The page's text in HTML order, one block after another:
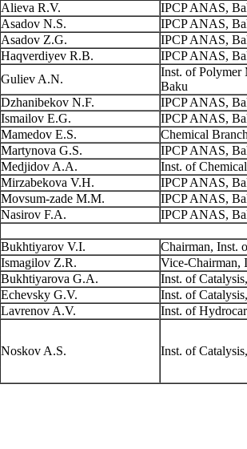
Alieva R.V.
IPCP ANAS,
Asadov N.S.
IPCP ANAS,
Asadov Z.G.
IPCP ANAS,
Haqverdiyev R.B.
IPCP ANAS,
Guliev A.N.
Inst. of Polymer
Baku
Dzhanibekov N.F.
IPCP ANAS,
Ismailov E.G. IPCP ANAS,
Mamedov E.S.
Chemical
Martynova G.S.
IPCP ANAS,
Medjidov A.A.
Inst. of
Mirzabekova V.H.
IPCP ANAS,
Movsum-zade M.M.
IPCP ANAS,
Nasirov F.A.
IPCP ANAS,
Bukhtiyarov V.I.
Chairman, Inst.
Ismagilov Z.R.
Vice-Chairman,
Bukhtiyarova G.A.
Inst. of
Echevsky G.V.
Inst. of
Lavrenov A.V.
Inst. of
Noskov A.S.
Inst. of